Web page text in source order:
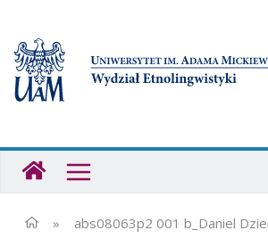
treści
» abs08063p2 001 b_Daniel